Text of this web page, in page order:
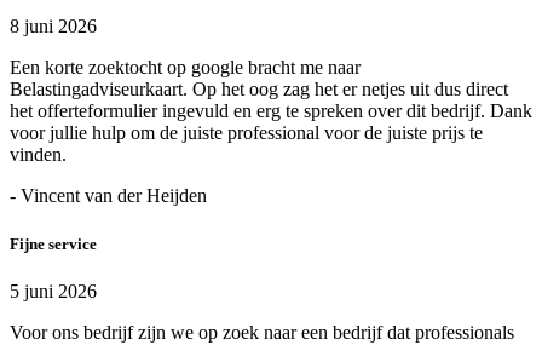
8 juni 2026
Een korte zoektocht op google bracht me naar
Belastingadviseurkaart. Op het oog zag het er netjes uit dus direct
het offerteformulier ingevuld en erg te spreken over dit bedrijf. Dank
voor jullie hulp om de juiste professional voor de juiste prijs te
vinden.
- Vincent van der Heijden
Fijne service
5 juni 2026
Voor ons bedrijf zijn we op zoek naar een bedrijf dat professionals